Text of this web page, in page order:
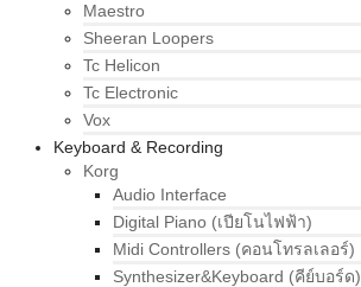
Maestro
Sheeran Loopers
Tc Helicon
Tc Electronic
Vox
Keyboard & Recording
Korg
Audio Interface
Digital Piano (เปียโนไฟฟ้า)
Midi Controllers (คอนโทรลเลอร์)
Synthesizer&Keyboard (คีย์บอร์ด)